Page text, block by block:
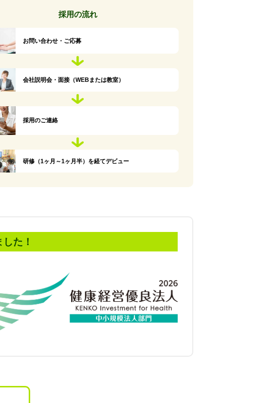
採用の流れ
お問い合わせ・ご応募
会社説明会・面接（WEBまたは教室）
採用のご連絡
研修（1ヶ月～1ヶ月半）を経てデビュー
た！